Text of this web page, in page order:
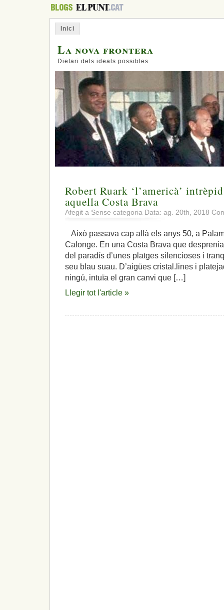
Inici
La nova frontera
Dietari dels ideals possibles
Robert Ruark ‘l’americà’
aquella Costa Brava
Afegit a Sense categoria Data: ag. 20th, 2018
Això passava cap allà els anys 50, a
Calonge. En una Costa Brava que
del paradís d’unes platges silencioses i
seu blau suau. D’aigües cristal.lines i
ningú, intuïa el gran canvi que […]
Llegir tot l'article »